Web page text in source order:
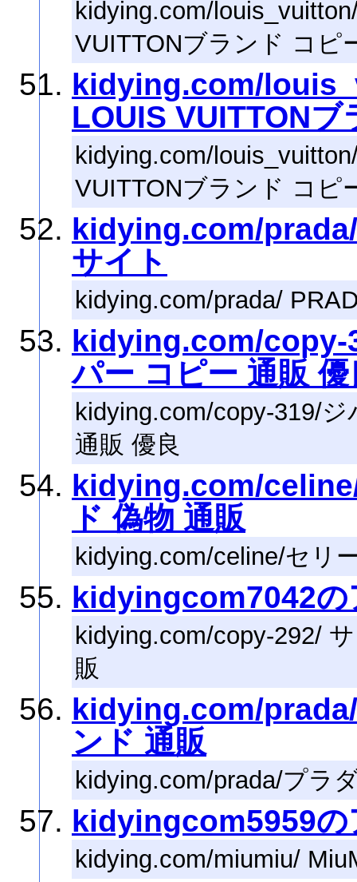
kidying.com/
VUITTONブランド コピ
kidying.com/
LOUIS VUITTON
kidying.com/
VUITTONブランド コピ
kidying.com/
サイト
kidying.com/prada/
kidying.com/copy-
パー コピー 通販 優
kidying.com/copy-319/
通販 優良
kidying.com/
ド 偽物 通販
kidying.com/celine/セリ
kidyingcom7042の
kidying.com/copy-292/
販
kidying.com/
ンド 通販
kidying.com/prada/プラ
kidyingcom5959の
kidying.com/miumiu/